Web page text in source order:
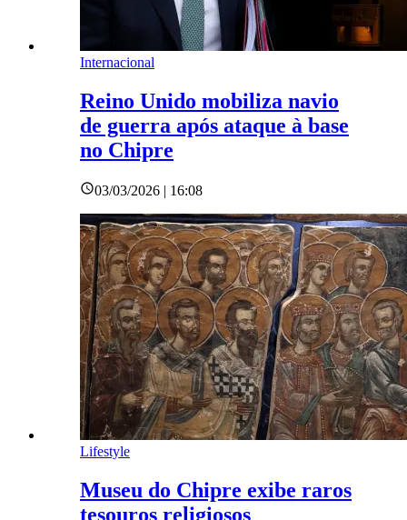
Internacional
Reino Unido mobiliza navio
de guerra após ataque à base
no Chipre
03/03/2026 | 16:08
Lifestyle
Museu do Chipre exibe raros
tesouros religiosos